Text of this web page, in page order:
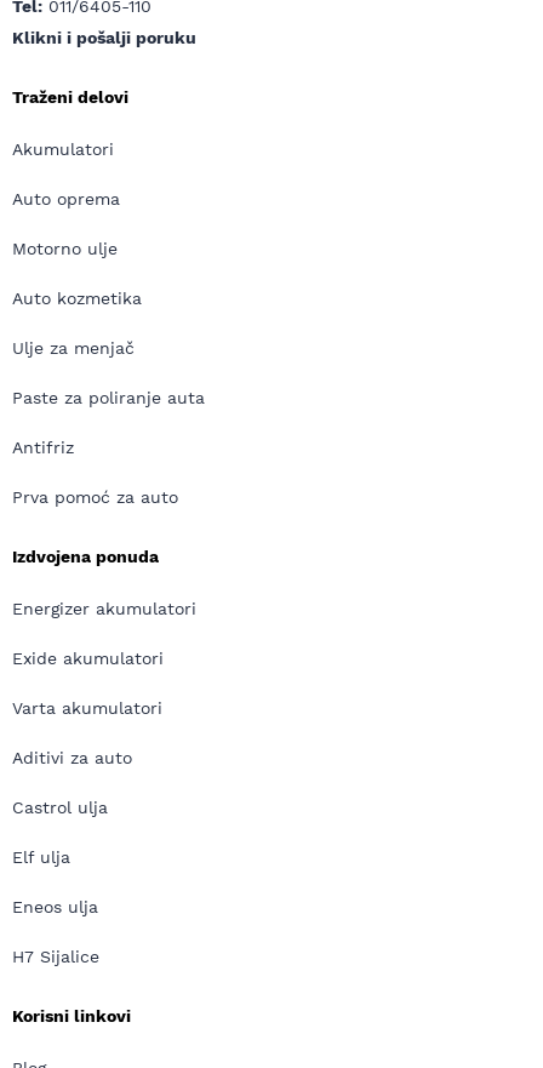
Tel: 011/6405-110
Klikni i pošalji poruku
Traženi delovi
Akumulatori
Auto oprema
Motorno ulje
Auto kozmetika
Ulje za menjač
Paste za poliranje auta
Antifriz
Prva pomoć za auto
Izdvojena ponuda
Energizer akumulatori
Exide akumulatori
Varta akumulatori
Aditivi za auto
Castrol ulja
Elf ulja
Eneos ulja
H7 Sijalice
Korisni linkovi